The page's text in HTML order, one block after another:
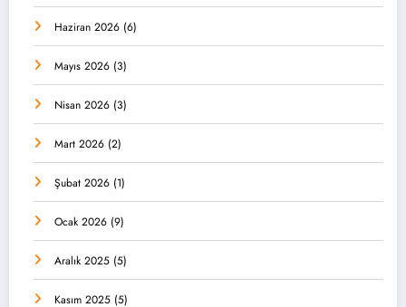
Haziran 2026 (6)
Mayıs 2026 (3)
Nisan 2026 (3)
Mart 2026 (2)
Şubat 2026 (1)
Ocak 2026 (9)
Aralık 2025 (5)
Kasım 2025 (5)